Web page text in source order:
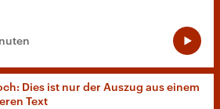
Dies ist nur der Auszug aus einem
Text